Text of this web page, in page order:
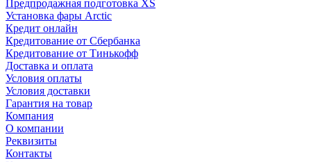
Предпродажная подготовка XS
Установка фары Arctic
Кредит онлайн
Кредитование от Сбербанка
Кредитование от Тинькофф
Доставка и оплата
Условия оплаты
Условия доставки
Гарантия на товар
Компания
О компании
Реквизиты
Контакты